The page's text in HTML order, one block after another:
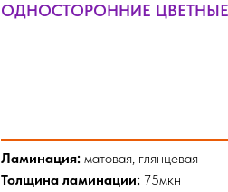
ОДНОСТОРОННИЕ ЦВЕТНЫЕ
Ламинация: матовая, глянцевая
Толщина ламинации: 75мкн